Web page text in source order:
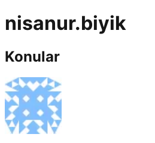
nisanur.biyik
Konular